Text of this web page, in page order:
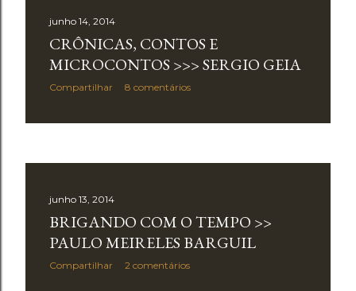
junho 14, 2014
CRÔNICAS, CONTOS E
MICROCONTOS >>> SERGIO GEIA
Compartilhar 8 comentários
junho 13, 2014
BRIGANDO COM O TEMPO >>
PAULO MEIRELES BARGUIL
Compartilhar 2 comentários